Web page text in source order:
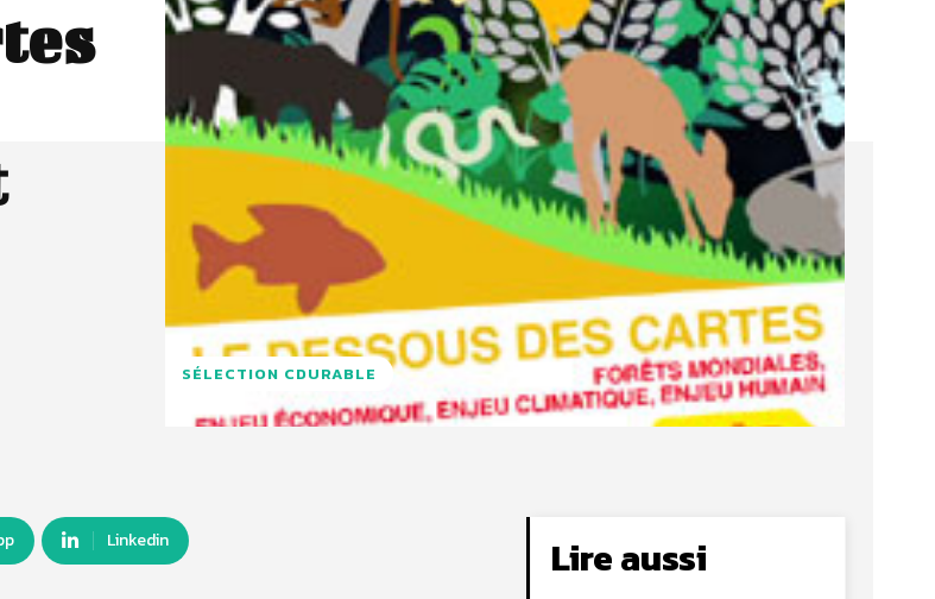
SÉLECTION CDURABLE
Linkedin Lire aussi